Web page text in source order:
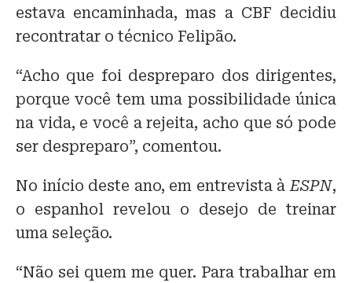
estava encaminhada, mas a CBF decidiu
recontratar o técnico Felipão.
“Acho que foi despreparo dos dirigentes,
porque você tem uma possibilidade única
na vida, e você a rejeita, acho que só pode
ser despreparo”, comentou.
No início deste ano, em entrevista àESPN,
o espanhol revelou o desejo de treinar
uma seleção.
“Não sei quem me quer. Para trabalhar em